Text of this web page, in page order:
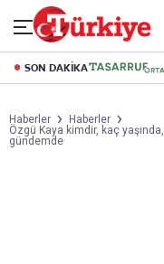
SON DAKİKA
Haberler
Haberler
Özgü Kaya kimdir, kaç
gündemde